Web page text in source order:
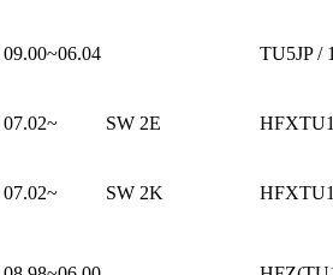
09.00~06.04 TU5JP /
07.02~ SW 2E
07.02~ SW 2K